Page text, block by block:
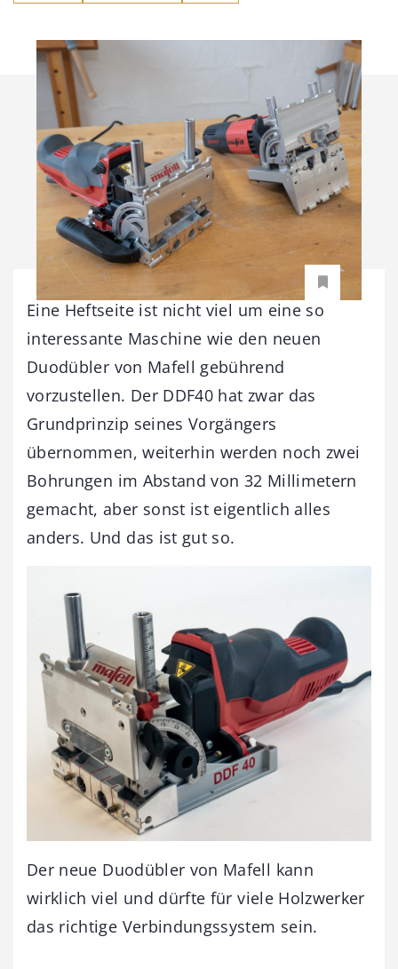
Eine Heftseite ist nicht viel um eine so
interessante Maschine wie den neuen
Duodübler von Mafell gebührend
vorzustellen. Der DDF40 hat zwar das
Grundprinzip seines Vorgängers
übernommen, weiterhin werden noch zwei
Bohrungen im Abstand von 32 Millimetern
gemacht, aber sonst ist eigentlich alles
anders. Und das ist gut so.
Der neue Duodübler von Mafell kann
wirklich viel und dürfte für viele Holzwerker
das richtige Verbindungssystem sein.